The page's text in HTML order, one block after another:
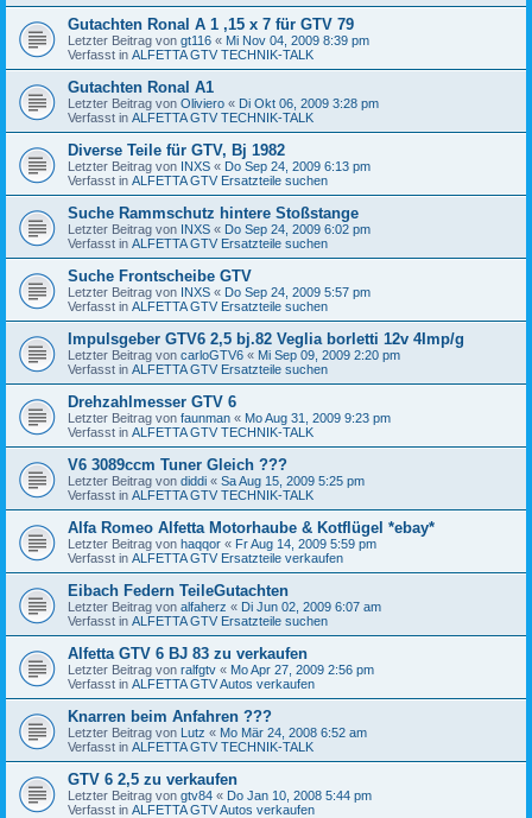
Gutachten Ronal A 1 ,15 x 7 für GTV 79
Letzter Beitrag von gt116 « Mi Nov 04, 2009 8:39 pm
Verfasst in ALFETTA GTV TECHNIK-TALK
Gutachten Ronal A1
Letzter Beitrag von Oliviero « Di Okt 06, 2009 3:28 pm
Verfasst in ALFETTA GTV TECHNIK-TALK
Diverse Teile für GTV, Bj 1982
Letzter Beitrag von INXS « Do Sep 24, 2009 6:13 pm
Verfasst in ALFETTA GTV Ersatzteile suchen
Suche Rammschutz hintere Stoßstange
Letzter Beitrag von INXS « Do Sep 24, 2009 6:02 pm
Verfasst in ALFETTA GTV Ersatzteile suchen
Suche Frontscheibe GTV
Letzter Beitrag von INXS « Do Sep 24, 2009 5:57 pm
Verfasst in ALFETTA GTV Ersatzteile suchen
Impulsgeber GTV6 2,5 bj.82 Veglia borletti 12v 4Imp/g
Letzter Beitrag von carloGTV6 « Mi Sep 09, 2009 2:20 pm
Verfasst in ALFETTA GTV Ersatzteile suchen
Drehzahlmesser GTV 6
Letzter Beitrag von faunman « Mo Aug 31, 2009 9:23 pm
Verfasst in ALFETTA GTV TECHNIK-TALK
V6 3089ccm Tuner Gleich ???
Letzter Beitrag von diddi « Sa Aug 15, 2009 5:25 pm
Verfasst in ALFETTA GTV TECHNIK-TALK
Alfa Romeo Alfetta Motorhaube & Kotflügel *ebay*
Letzter Beitrag von haqqor « Fr Aug 14, 2009 5:59 pm
Verfasst in ALFETTA GTV Ersatzteile verkaufen
Eibach Federn TeileGutachten
Letzter Beitrag von alfaherz « Di Jun 02, 2009 6:07 am
Verfasst in ALFETTA GTV Ersatzteile suchen
Alfetta GTV 6 BJ 83 zu verkaufen
Letzter Beitrag von ralfgtv « Mo Apr 27, 2009 2:56 pm
Verfasst in ALFETTA GTV Autos verkaufen
Knarren beim Anfahren ???
Letzter Beitrag von Lutz « Mo Mär 24, 2008 6:52 am
Verfasst in ALFETTA GTV TECHNIK-TALK
GTV 6 2,5 zu verkaufen
Letzter Beitrag von gtv84 « Do Jan 10, 2008 5:44 pm
Verfasst in ALFETTA GTV Autos verkaufen